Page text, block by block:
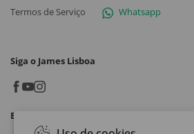
Termos de Serviço
Whatsapp
Siga o James Lisboa
Baixe o App